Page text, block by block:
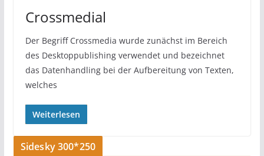
Crossmedial
Der Begriff Crossmedia wurde zunächst im Bereich
des Desktoppublishing verwendet und bezeichnet
das Datenhandling bei der Aufbereitung von Texten,
welches
Weiterlesen
Sidesky 300*250